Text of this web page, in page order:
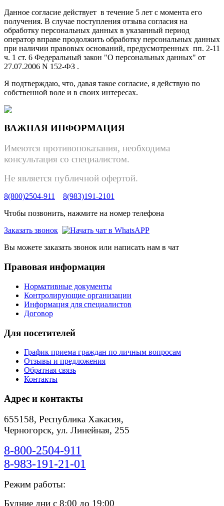
Данное согласие действует в течение 5 лет с момента его
получения. В случае поступления отзыва согласия на
обработку персональных данных в указанный период
оператор вправе продолжить обработку персональных данных
при наличии правовых оснований, предусмотренных пп. 2-11
ч. 1 ст. 6 Федеральный закон "О персональных данных" от
27.07.2006 N 152-ФЗ .
Я подтверждаю, что, давая такое согласие, я действую по
собственной воле и в своих интересах.
ВАЖНАЯ ИНФОРМАЦИЯ
Имеются противопоказания, необходима
консультация со специалистом.
Не является публичной офертой.
8(800)2504-911
8(983)191-2101
Чтобы позвонить, нажмите на номер телефона
Заказать звонок
Вы можете заказать звонок или написать нам в чат
Правовая информация
Нормативные документы
Контролирующие организации
Информация для специалистов
Договор
Для посетителей
График приема граждан по личным вопросам
Отзывы и предложения
Обратная связь
Контакты
Адрес и контакты
655158, Республика Хакасия,
Черногорск, ул. Линейная, 255
8-800-2504-911
8-983-191-21-01
Режим работы:
Будние дни с 8:00 до 19:00